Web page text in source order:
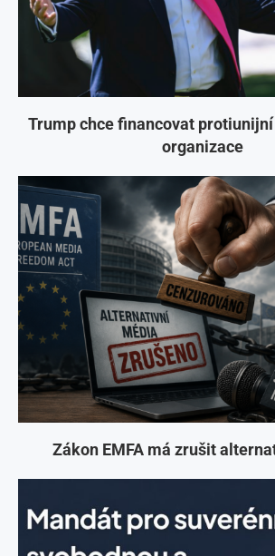
Trump chce financovat
organizace
Zákon EMFA má zrušit